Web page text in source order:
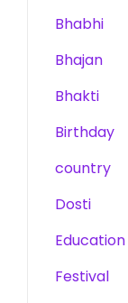
Bhabhi
Bhajan
Bhakti
Birthday
country
Dosti
Education
Festival